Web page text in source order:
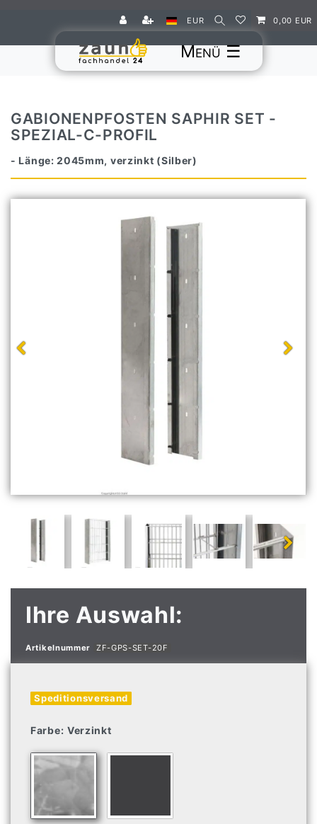
EUR 0,00 EUR
☰
GABIONENPFOSTEN SAPHIR SET -
SPEZIAL-C-PROFIL
- Länge: 2045mm, verzinkt (Silber)
Ihre Auswahl:
Artikelnummer ZF-GPS-SET-20F
Speditionsversand
Farbe: Verzinkt